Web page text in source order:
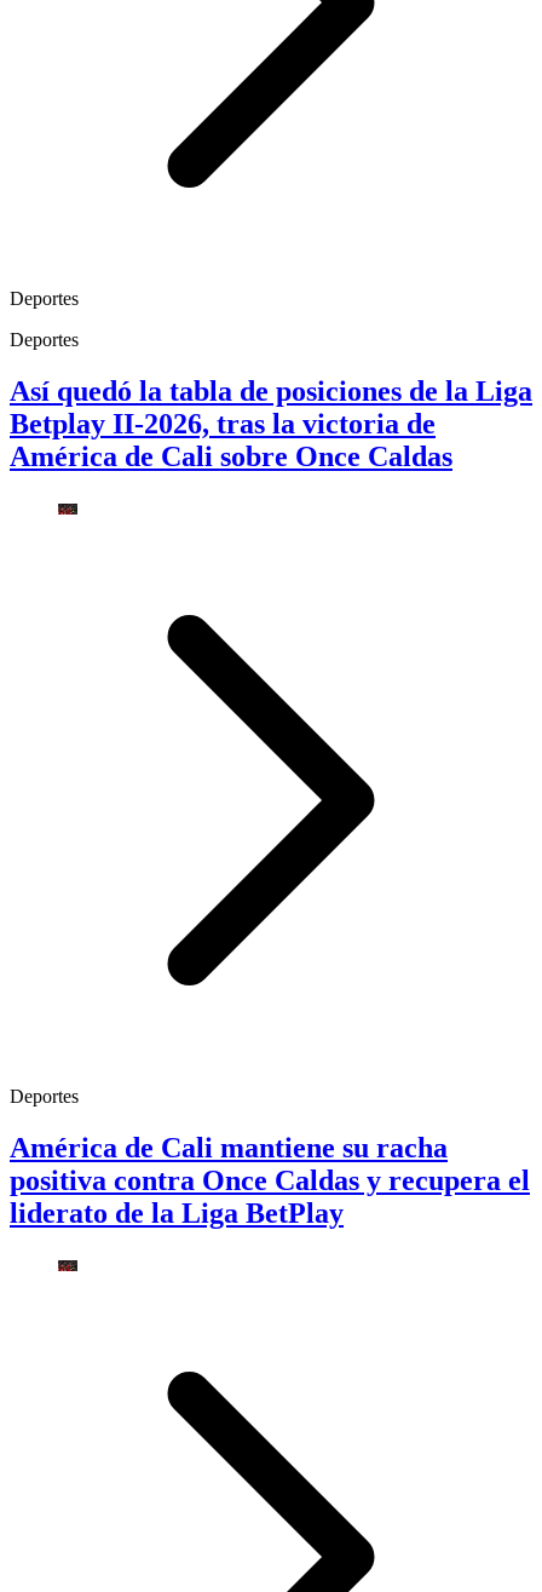
Deportes
Deportes
Así quedó la tabla de posiciones de la Liga
Betplay II-2026, tras la victoria de
América de Cali sobre Once Caldas
Deportes
América de Cali mantiene su racha
positiva contra Once Caldas y recupera el
liderato de la Liga BetPlay